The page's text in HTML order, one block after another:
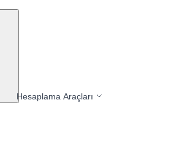
Hesaplama Araçları